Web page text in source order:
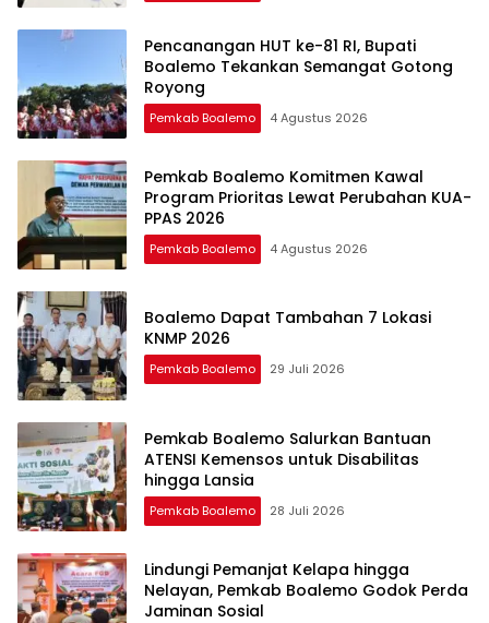
Pencanangan HUT ke-81 RI, Bupati
Boalemo Tekankan Semangat Gotong
Royong
Pemkab Boalemo 4 Agustus 2026
Pemkab Boalemo Komitmen Kawal
Program Prioritas Lewat Perubahan KUA-
PPAS 2026
Pemkab Boalemo 4 Agustus 2026
Boalemo Dapat Tambahan 7 Lokasi
KNMP 2026
Pemkab Boalemo 29 Juli 2026
Pemkab Boalemo Salurkan Bantuan
ATENSI Kemensos untuk Disabilitas
hingga Lansia
Pemkab Boalemo 28 Juli 2026
Lindungi Pemanjat Kelapa hingga
Nelayan, Pemkab Boalemo Godok Perda
Jaminan Sosial